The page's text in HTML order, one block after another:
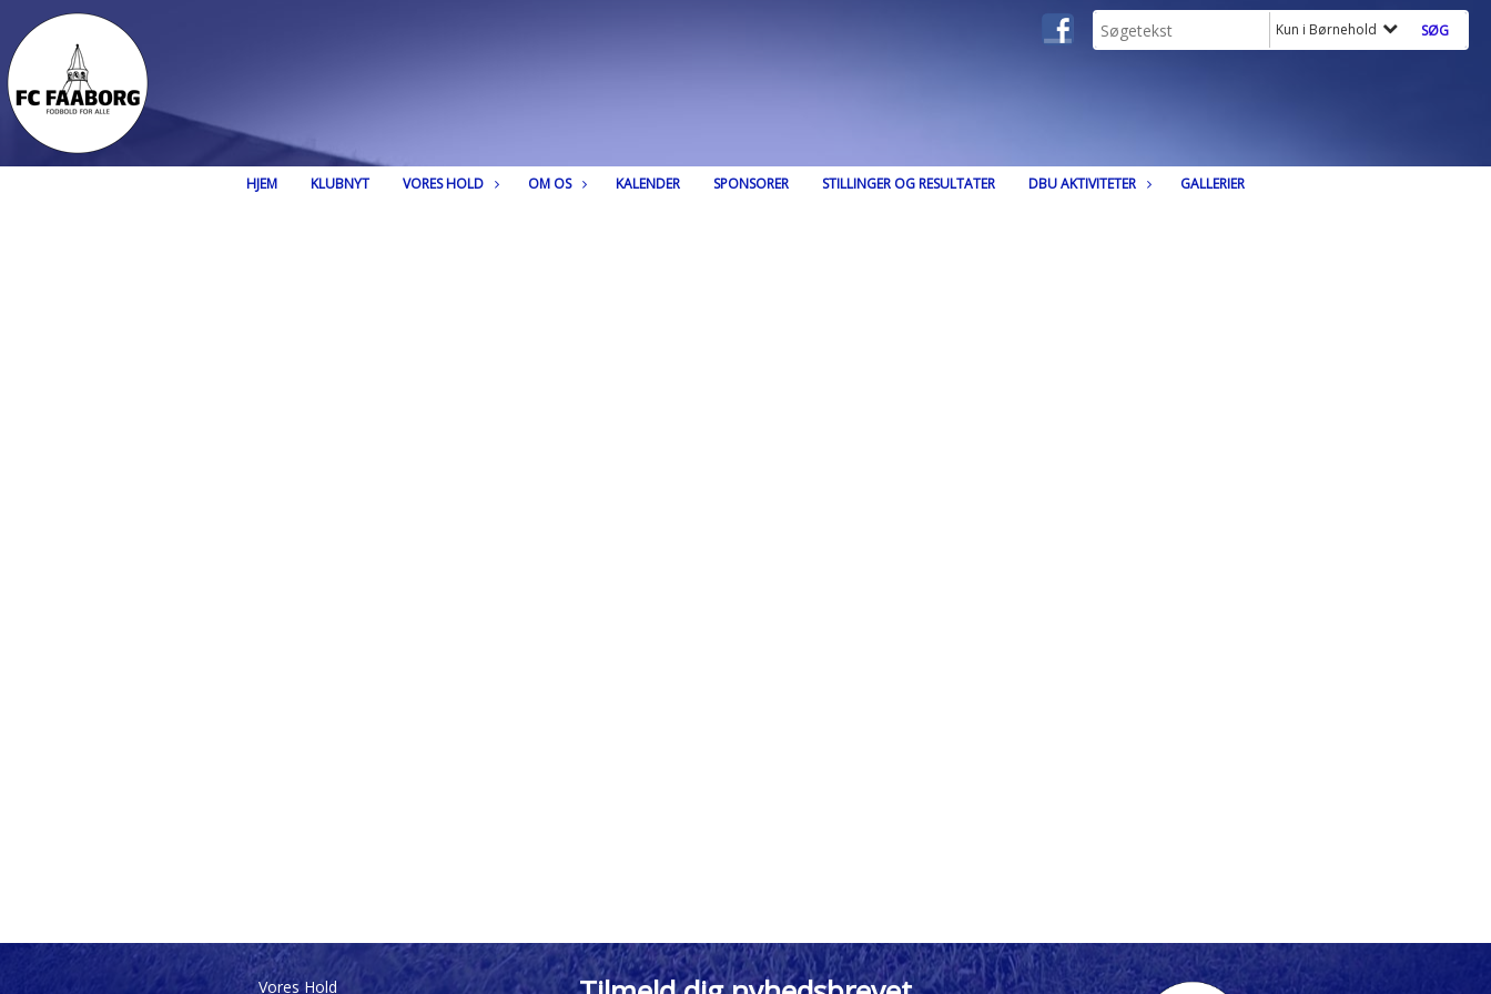
Kun i Børnehold
HJEM KLUBNYT VORES HOLD OM OS KALENDER SPONSORER STILLINGER OG RESULTATER DBU AKTIVITETER GALLERIER
Vores Hold